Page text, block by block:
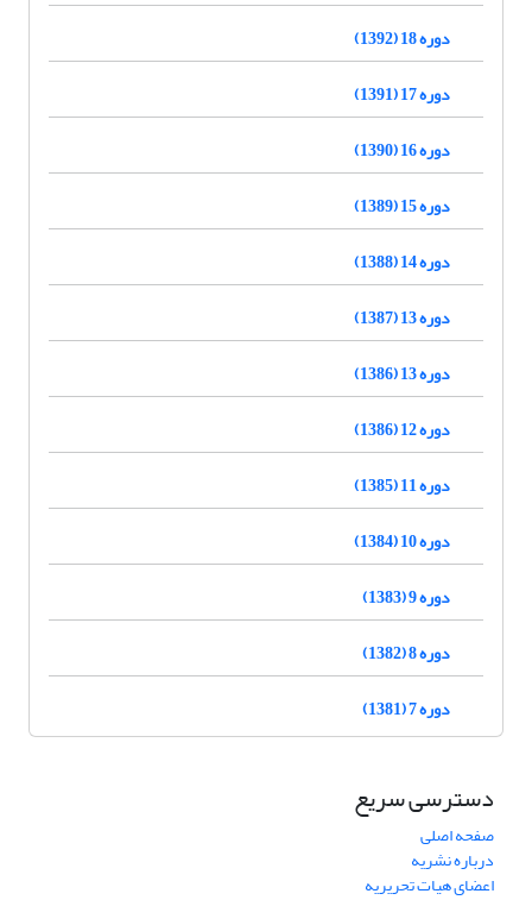
دوره 18 (1392)
دوره 17 (1391)
دوره 16 (1390)
دوره 15 (1389)
دوره 14 (1388)
دوره 13 (1387)
دوره 13 (1386)
دوره 12 (1386)
دوره 11 (1385)
دوره 10 (1384)
دوره 9 (1383)
دوره 8 (1382)
دوره 7 (1381)
دسترسی سریع
صفحه اصلی
درباره نشریه
اعضای هیات تحریریه